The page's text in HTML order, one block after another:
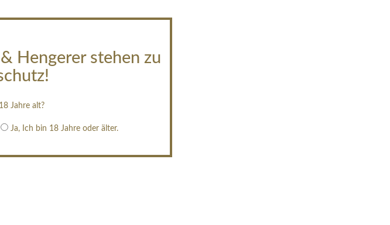
Hengerer stehen zu
Jahre alt?
Ja, Ich bin 18 Jahre oder älter.